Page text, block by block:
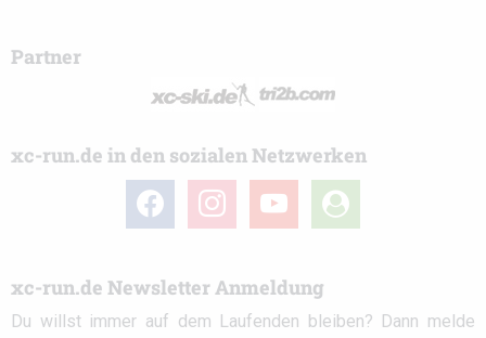
Partner
xc-run.de in den sozialen Netzwerken
facebook instagramyoutube
user-
circle
xc-run.de Newsletter Anmeldung
Du willst immer auf dem Laufenden bleiben? Dann melde